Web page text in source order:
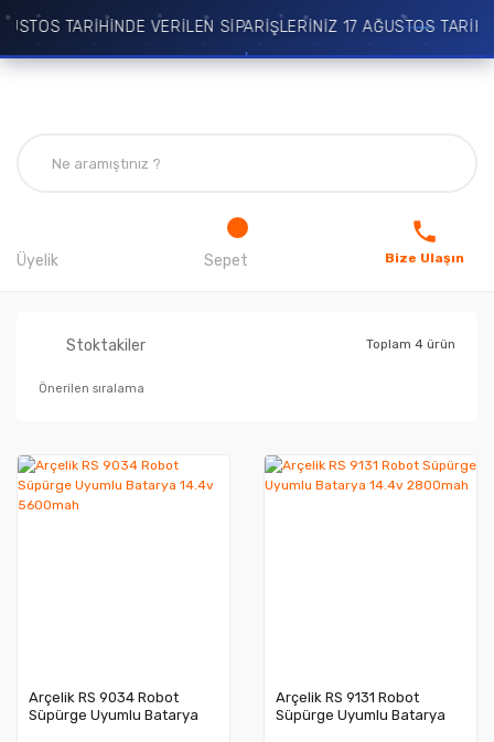
TARİHİNDE VERİLEN SİPARİŞLERİNİZ 17 AĞUSTOS
Üyelik Sepet Bize Ulaşın
Stoktakiler Toplam 4 ürün
Arçelik RS 9034 Robot
Süpürge Uyumlu Batarya
Arçelik RS 9131 Robot
Süpürge Uyumlu Batarya